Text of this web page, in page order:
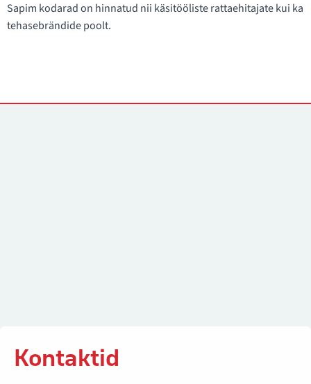
Sapim kodarad on hinnatud nii käsitööliste rattaehitajate kui ka
tehasebrändide poolt.
Kontaktid